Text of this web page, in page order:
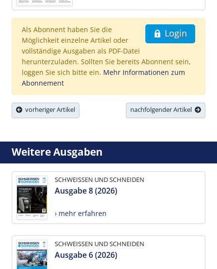
Login
Als Abonnent haben Sie die
Möglichkeit einzelne Artikel oder
vollständige Ausgaben als PDF-Datei
herunterzuladen. Sollten Sie bereits Abonnent sein,
loggen Sie sich bitte ein. Mehr Informationen zum
Abonnement
vorheriger Artikel nachfolgender Artikel
Weitere Ausgaben
SCHWEISSEN UND SCHNEIDEN
Ausgabe 8 (2026)
› mehr erfahren
SCHWEISSEN UND SCHNEIDEN
Ausgabe 6 (2026)